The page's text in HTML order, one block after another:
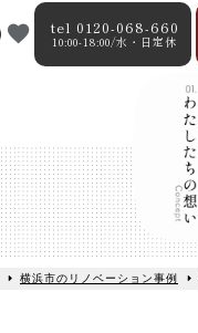
tel 0120-068-660
10:00-18:00/水・日定休
横浜市のリノベーション事例